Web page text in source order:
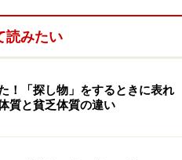
読みたい
！「探し物」をするときに表れ
質と貧乏体質の違い